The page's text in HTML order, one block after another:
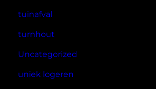
tuinafval
turnhout
Uncategorized
uniek logeren